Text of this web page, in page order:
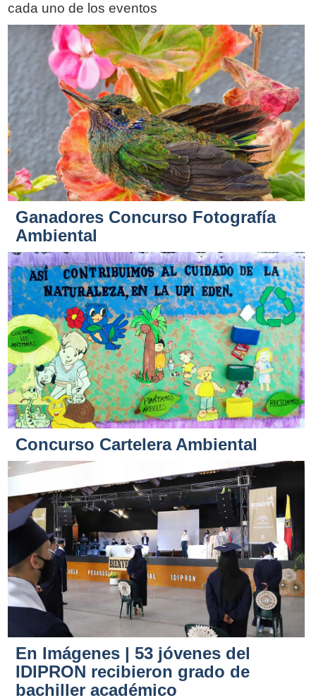
cada uno de los eventos
Ganadores Concurso Fotografía
Ambiental
Concurso Cartelera Ambiental
En Imágenes | 53 jóvenes del
IDIPRON recibieron grado de
bachiller académico